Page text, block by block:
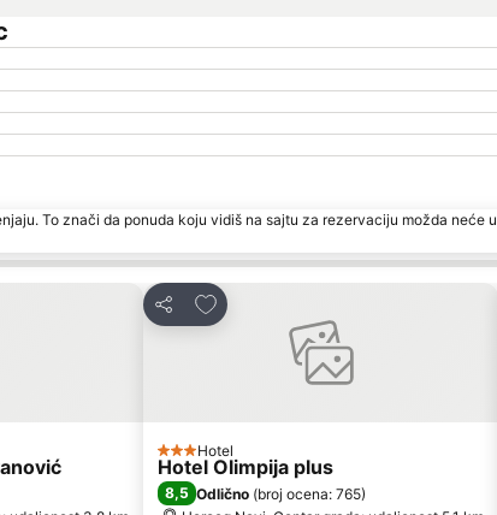
To znači da ponuda koju vidiš na sajtu za rezervaciju možda neće
Deli
Dodati u favorite
3 Zvezdice
Hotel
Hotel Olimpija plus
8,5 Odlično (broj ocena: 765)